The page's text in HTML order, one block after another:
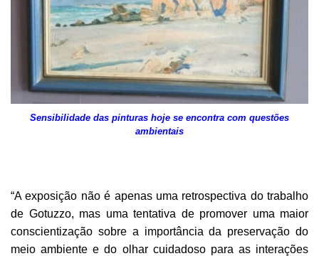
Sensibilidade das pinturas hoje se encontra com questões
ambientais
“A exposição não é apenas uma retrospectiva do trabalho
de Gotuzzo, mas uma tentativa de promover uma maior
conscientização sobre a importância da preservação do
meio ambiente e do olhar cuidadoso para as interações